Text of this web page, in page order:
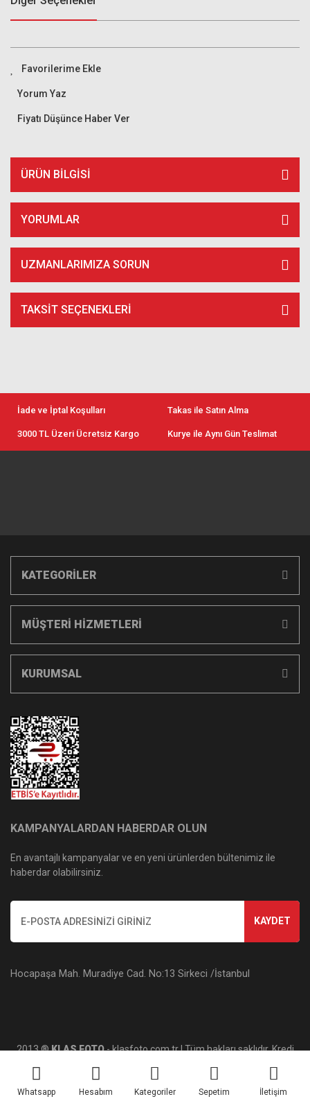
Yorum Yaz
Fiyatı Düşünce Haber Ver
ÜRÜN BILGISI
YORUMLAR
UZMANLARIMIZA SORUN
TAKSIT SEÇENEKLERI
Whatsapp Hesabım Kategoriler Sepetim İletişim
İade ve İptal Koşulları Takas ile Satın Alma
3000 TL Üzeri Ücretsiz Kargo Kurye ile Aynı Gün Teslimat
KATEGORİLER
MÜŞTERİ HİZMETLERİ
KURUMSAL
KAMPANYALARDAN HABERDAR OLUN
En avantajlı kampanyalar ve en yeni ürünlerden bültenimiz ile
haberdar olabilirsiniz.
KAYDET
Hocapaşa Mah. Muradiye Cad. No:13 Sirkeci /İstanbul
2013 ®KLAS FOTO- klasfoto.com.tr | Tüm hakları saklıdır. Kredi